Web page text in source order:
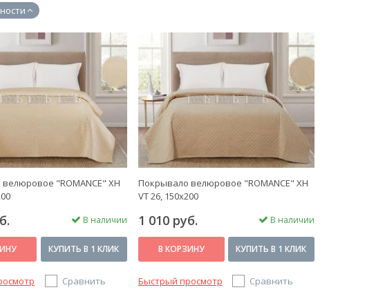
"ROMANCE" XH
В наличии
КУПИТЬ В 1 КЛИК
Сравнить
Покрывало велюровое "ROMANCE" XH
VT 26, 150х200
1 010 руб. В наличии
В КОРЗИНУ КУПИТЬ В 1 КЛИК
Быстрый просмотр Сравнить